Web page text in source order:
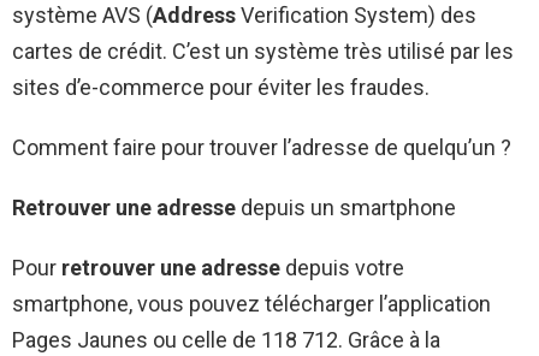
système AVS (AddressVerification System) des
cartes de crédit. C’est un système très utilisé par les
sites d’e-commerce pour éviter les fraudes.
Comment faire pour trouver l’adresse de quelqu’un ?
Retrouver une adresse depuis un smartphone
Pour retrouver une adresse depuis votre
smartphone, vous pouvez télécharger l’application
Pages Jaunes ou celle de 118 712. Grâce à la